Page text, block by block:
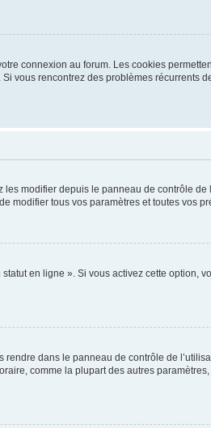
connexion au forum. Les cookies
vous rencontrez des problèmes récurrents
modifier depuis le panneau de contrôle de
modifier tous vos paramètres et toutes vos
en ligne ». Si vous activez cette option,
dans le panneau de contrôle de
comme la plupart des autres paramètres,